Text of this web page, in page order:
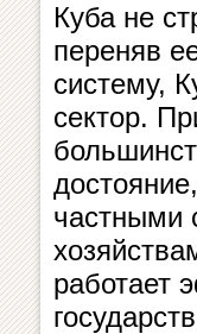
Куба не
переняв
систему,
сектор.
частными
работает